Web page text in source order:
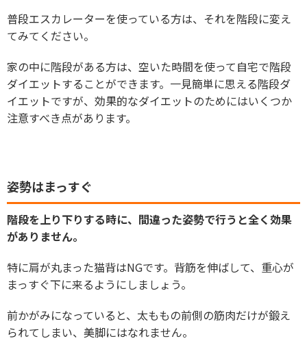
普段エスカレーターを使っている方は、それを階段に変え
てみてください。
家の中に階段がある方は、空いた時間を使って自宅で階段
ダイエットすることができます。一見簡単に思える階段ダ
イエットですが、効果的なダイエットのためにはいくつか
注意すべき点があります。
姿勢はまっすぐ
階段を上り下りする時に、間違った姿勢で行うと全く効果
がありません。
特に肩が丸まった猫背はNGです。背筋を伸ばして、重心が
まっすぐ下に来るようにしましょう。
前かがみになっていると、太ももの前側の筋肉だけが鍛え
られてしまい、美脚にはなれません。